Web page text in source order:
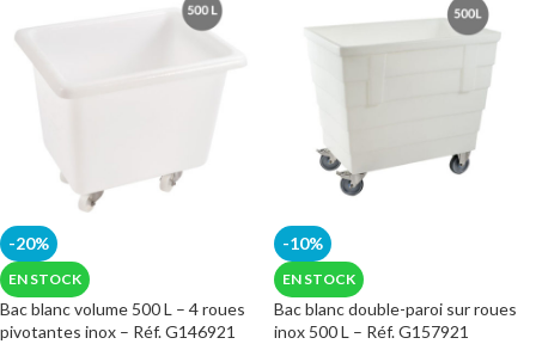
-20%
EN STOCK
Bac blanc volume 500 L – 4 roues
pivotantes inox – Réf. G146921
-10%
EN STOCK
Bac blanc double-paroi sur roues
inox 500 L – Réf. G157921